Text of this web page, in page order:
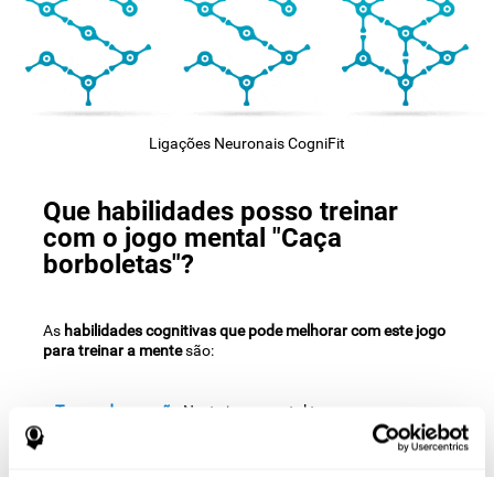
Ligações Neuronais CogniFit
Que habilidades posso treinar
com o jogo mental "Caça
borboletas"?
As habilidades cognitivas que pode melhorar com este jogo
para treinar a mentesão:
Tempo de reacção: Neste jogo mental tem que caçar as
borboletas antes de que desapareçam do ecrã, por isso
temos que ter bons reflexos para alcançá-las a tempo e para